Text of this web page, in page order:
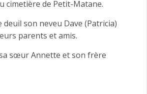
cimetière de Petit-Matane.
deuil son neveu Dave (Patricia)
parents et amis.
sœur Annette et son frère